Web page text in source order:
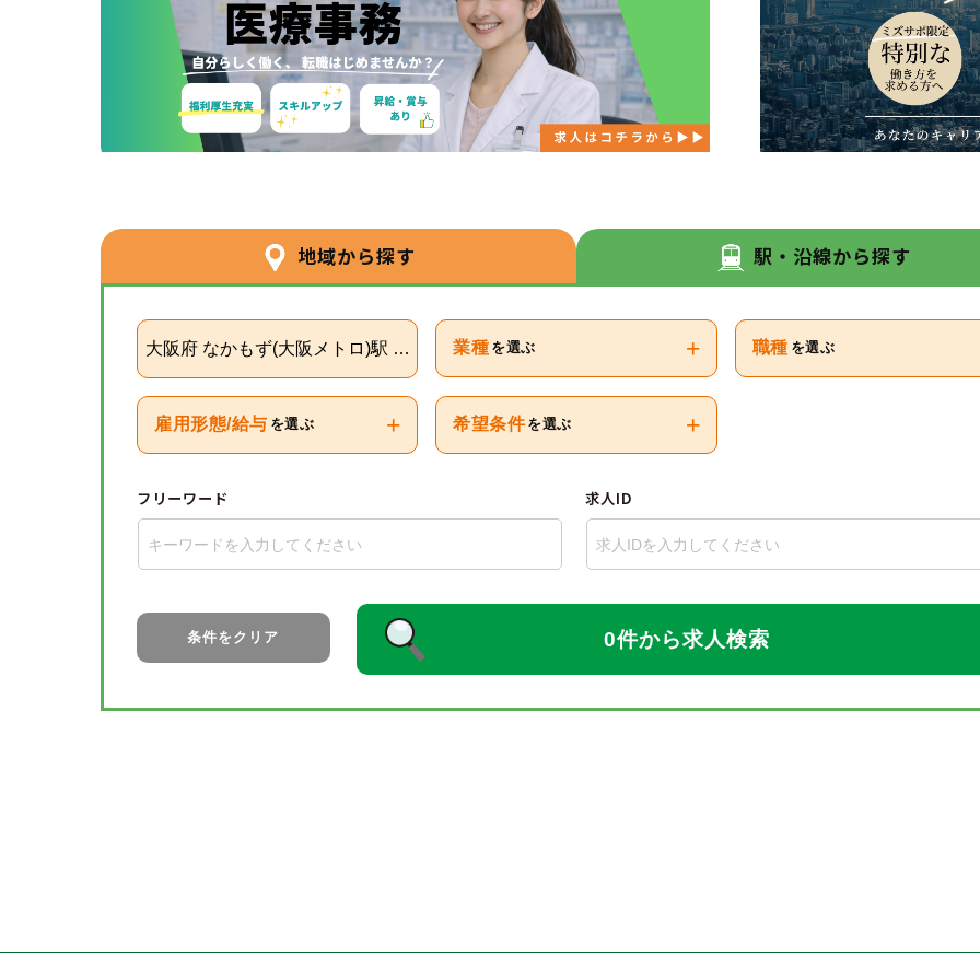
地域から探す 駅・沿線から探す
大阪府 なかもず(大阪メトロ)駅 (大阪メトロ御堂筋線)
業種 を選ぶ + 職種 を選ぶ
雇用形態/給与 を選ぶ + 希望条件 を選ぶ +
フリーワード 求人ID
条件をクリア 0件から求人検索